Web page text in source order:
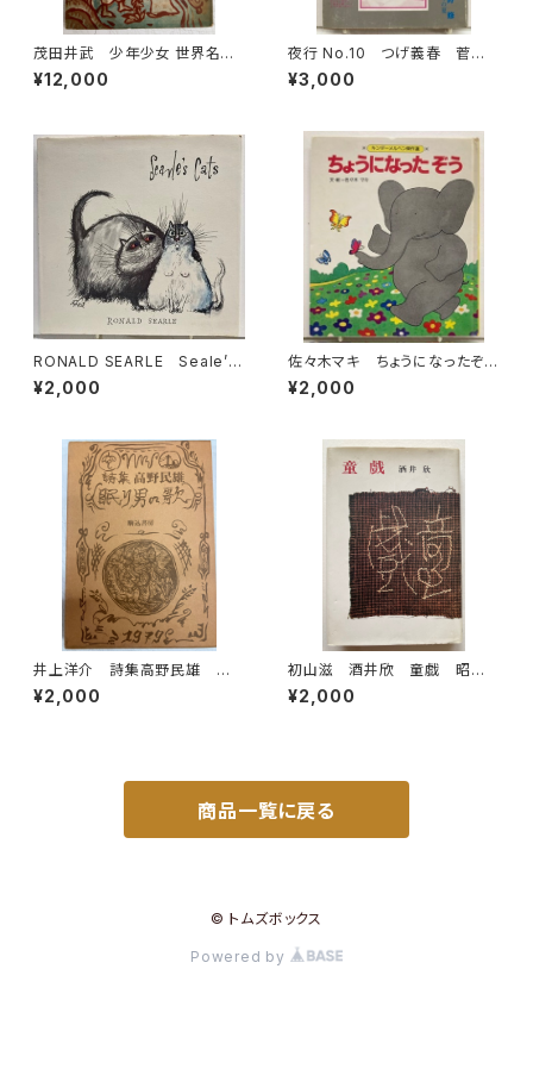
茂田井武 少年少女 世界名画
の教室 山田邦祐 昭和26年
（1951） 初版 研究社
¥12,000
夜行 No.10 つげ義春 菅野
修 伊藤重夫 湊谷夢吉 梶
井純 1981年 高野慎三 北
¥3,000
RONALD SEARLE Seale’s
Cats 1967年初版の1973年
４刷 DENNIS DOBSON
¥2,000
佐々木マキ ちょうになったぞ
う キンダーメルヘン傑作選11
1981年（昭56） フレーベル
¥2,000
井上洋介 詩集高野民雄 眠り
男の歌 1979年 駒込書房
¥2,000
初山滋 酒井欣 童戯 昭和5
8年 復刻版 第一書房刊
¥2,000
商品一覧に戻る
© トムズボックス
Powered by